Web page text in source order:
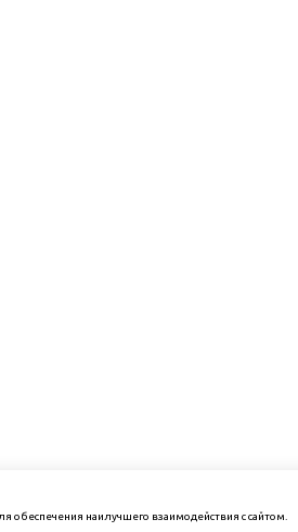
обеспечения наилучшего взаимодействия с сайтом.